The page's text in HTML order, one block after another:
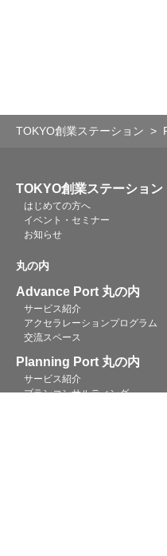
TOKYO創業ステーション
TOKYO創業ステーション
はじめての方へ
イベント・セミナー
お知らせ
丸の内
Advance Port 丸の内
サービス紹介
アクセラレーションプログラム
交流スペース
Planning Port 丸の内
サービス紹介
プランコンサルティング